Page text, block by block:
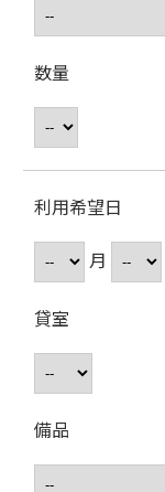
数量
利用希望日
月
貸室
備品